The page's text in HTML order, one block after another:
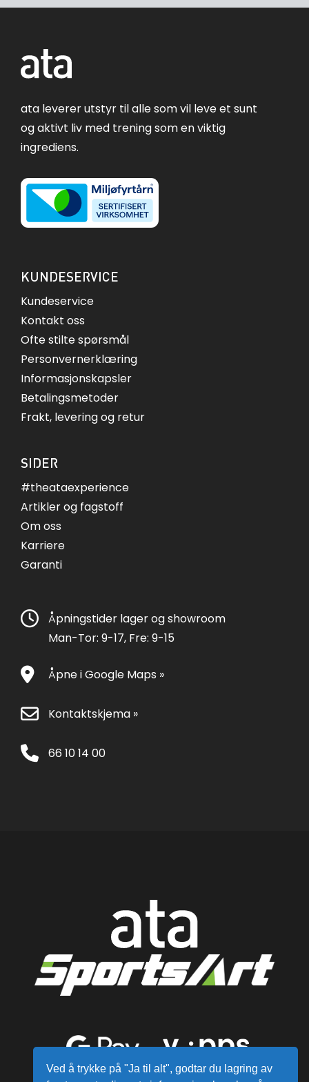
ata leverer utstyr til alle som vil leve et sunt
og aktivt liv med trening som en viktig
ingrediens.
KUNDESERVICE
Kundeservice
Kontakt oss
Ofte stilte spørsmål
Personvernerklæring
Informasjonskapsler
Betalingsmetoder
Frakt, levering og retur
SIDER
#theataexperience
Artikler og fagstoff
Om oss
Karriere
Garanti
Åpningstider lager og showroom
Man-Tor: 9-17, Fre: 9-15
Åpne i Google Maps »
Kontaktskjema »
66 10 14 00
Ved å trykke på "Ja til alt", godtar du lagring av